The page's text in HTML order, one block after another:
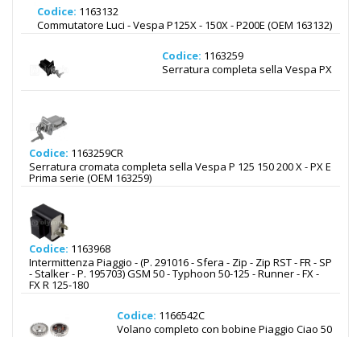
Codice: 1163132
Commutatore Luci - Vespa P125X - 150X - P200E (OEM 163132)
Codice: 1163259
Serratura completa sella Vespa PX
Codice: 1163259CR
Serratura cromata completa sella Vespa P 125 150 200 X - PX E
Prima serie (OEM 163259)
Codice: 1163968
Intermittenza Piaggio - (P. 291016 - Sfera - Zip - Zip RST - FR - SP
- Stalker - P. 195703) GSM 50 - Typhoon 50-125 - Runner - FX -
FX R 125-180
Codice: 1166542C
Volano completo con bobine Piaggio Ciao 50